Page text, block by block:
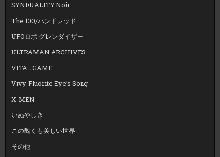
SYNDUALITY Noir
The 100/ハンドレッド
UFOロボ グレンダイザー
ULTRAMAN ARCHIVES
VITAL GAME
Vivy-Fluorite Eye’s Song
X-MEN
いぬやしき
この醜くも美しい世界
その他